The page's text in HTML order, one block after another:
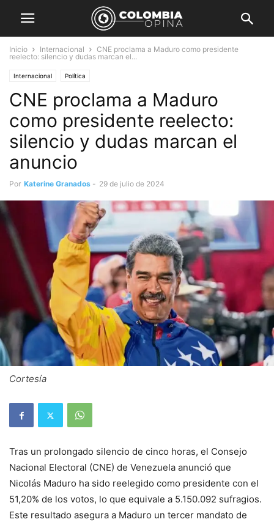
Inicio Internacional
CNE proclama a Maduro como presidente
reelecto: silencio y dudas marcan el...
Internacional Política
CNE proclama a Maduro
como presidente reelecto:
silencio y dudas marcan el
anuncio
Por Katerine Granados - 29 de julio de 2024
Cortesía
Tras un prolongado silencio de cinco horas, el Consejo
Nacional Electoral (CNE) de Venezuela anunció que
Nicolás Maduro ha sido reelegido como presidente con el
51,20% de los votos, lo que equivale a 5.150.092 sufragios.
Este resultado asegura a Maduro un tercer mandato de